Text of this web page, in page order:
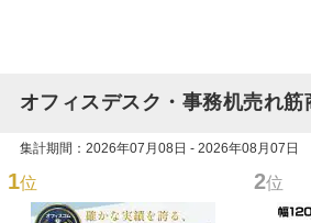
オフィスデスク・事務机売れ
集計期間：2026年07月08日 - 2026年08月07日
1位 2位